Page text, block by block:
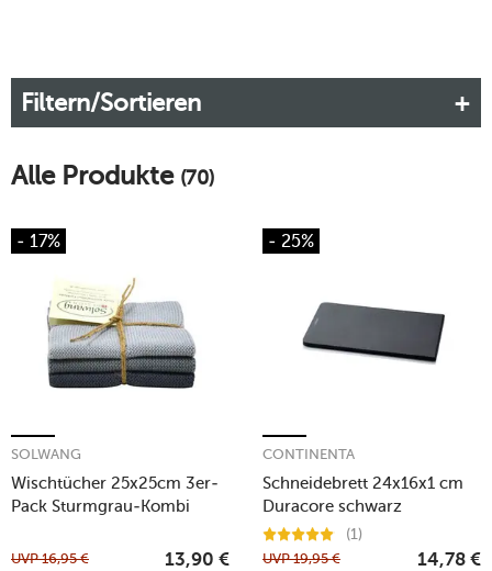
Filtern/Sortieren
Alle Produkte (70)
- 17%
Wischtücher 25x25cm 3er-
Pack Sturmgrau-Kombi
SOLWANG
UVP16,95 € 13,90 €
- 25%
Schneidebrett 24x16x1 cm
Duracore schwarz
CONTINENTA
(1)
UVP19,95 € 14,78 €